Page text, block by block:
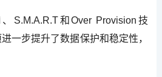
S.M.A.R.T和Over Provision技
一步提升了数据保护和稳定性，